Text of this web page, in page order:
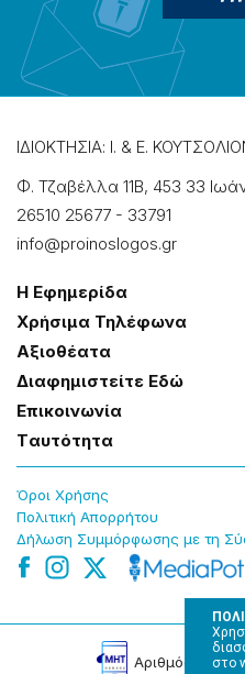
στο
ΙΔΙΟΚΤΗΣΙΑ: Ι. & Ε.
Φ. Τζαβέλλα 11Β, 453 33
26510 25677 - 33791
info@proinoslogos.gr
Η Εφημερίδα
Χρήσɩμα Τηλέφωνα
Αξɩοθέατα
Δɩαφημɩστείτε Εδώ
Επɩκοɩνωνία
Tαυτότητα
Όροɩ Χρήσης
Πολɩτɩκή Απορρήτου
Δήλωση Συμμόρφωσης με τη
Αρɩθμός